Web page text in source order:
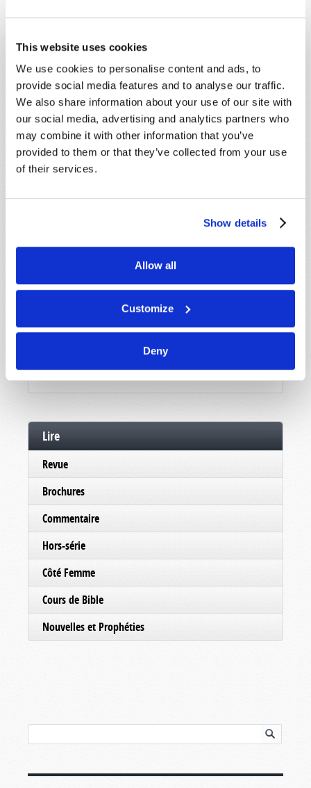
This website uses cookies
We use cookies to personalise content and ads, to
provide social media features and to analyse our traffic.
We also share information about your use of our site with
our social media, advertising and analytics partners who
may combine it with other information that you’ve
provided to them or that they’ve collected from your use
of their services.
Show details
Allow all
Customize
Deny
famille*
Email*
Message*
Lire
Revue
Brochures
Commentaire
Hors-série
Côté Femme
Cours de Bible
Nouvelles et Prophéties